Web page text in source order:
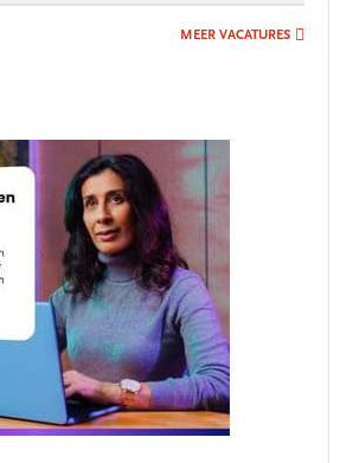
MEER VACATURES